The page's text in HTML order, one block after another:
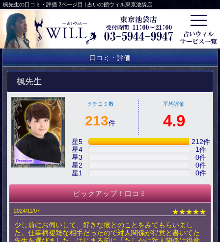
楓先生の口コミ・評価 2ページ目 | 占いの館ウィル東京池袋店
口コミ・評価
楓先生
クチコミ数
213件
平均評価
4.9
星5 212件
星4
1件
星3
0件
星2
0件
星1
0件
ピックアップ！口コミ
2024/11/07
★★★★★
少し前にお伺いして、好きな彼とのことをみてもらいまし
た。仕事柄複雑な相手だったので対人関係が得意と書いてた